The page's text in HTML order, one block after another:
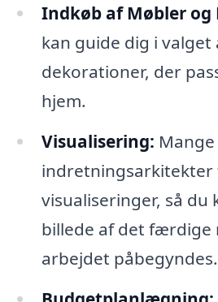
Indkøb af Møbler og
kan guide dig i valget
dekorationer, der
hjem.
Visualisering: Mange
indretningsarkitekter
visualiseringer, så du
billede af det færdige
arbejdet påbegyndes.